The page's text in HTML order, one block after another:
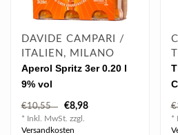
DAVIDE CAMPARI /
ITALIEN, MILANO
Aperol Spritz 3er 0.20 l
9% vol
€10,55 €8,98
* Inkl. MwSt. zzgl.
Versandkosten
*